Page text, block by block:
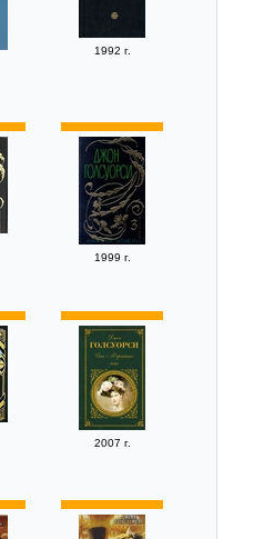
1992 г.
1999 г.
2007 г.